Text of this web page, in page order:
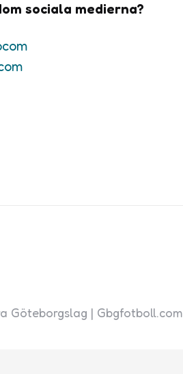
sociala medierna?
Göteborgslag | Gbgfotboll.com